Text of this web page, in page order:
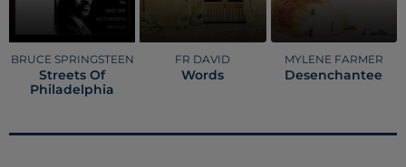
BRUCE SPRINGSTEEN
Streets Of
Philadelphia
FR DAVID
Words
MYLENE FARMER
Desenchantee